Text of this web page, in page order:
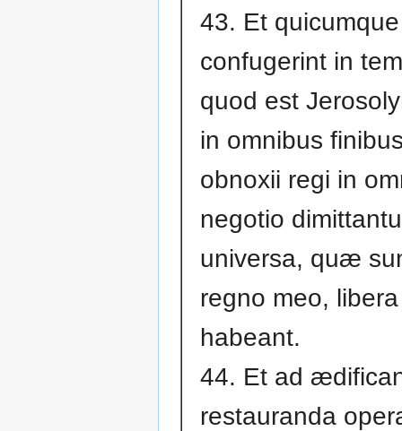
43. Et quicumque
confugerint in
quod est
in omnibus
obnoxii regi in
negotio
universa, quæ
regno meo, libera
habeant.
44. Et ad
restauranda